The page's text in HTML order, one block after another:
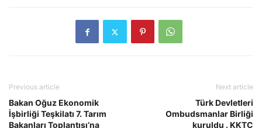
Previous article
Bakan Oğuz Ekonomik
İşbirliği Teşkilatı 7. Tarım
Bakanları Toplantısı’na
Next article
Türk Devletleri
Ombudsmanlar Birliği
kuruldu . KKTC